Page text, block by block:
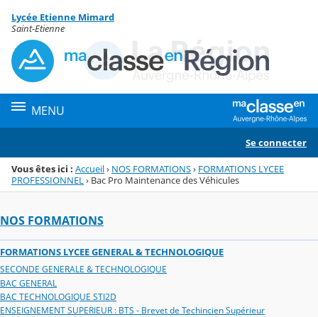
Menu de la rubrique
Contenu
Lycée Etienne Mimard
Saint-Etienne
MENU
Se connecter
Vous êtes ici : Accueil› NOS FORMATIONS› FORMATIONS LYCEE
PROFESSIONNEL › Bac Pro Maintenance des Véhicules
NOS FORMATIONS
FORMATIONS LYCEE GENERAL & TECHNOLOGIQUE
SECONDE GENERALE & TECHNOLOGIQUE
BAC GENERAL
BAC TECHNOLOGIQUE STI2D
ENSEIGNEMENT SUPERIEUR : BTS - Brevet de Techincien Supérieur